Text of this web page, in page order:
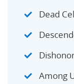
Dead
Among